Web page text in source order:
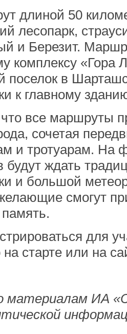
длиной 50
лесопарк,
и Березит.
комплексу «Гора
поселок в
к главному
все маршруты
сочетая
и тротуарам. На
будут ждать
и большой
смогут
для
на старте или на
материалам ИА